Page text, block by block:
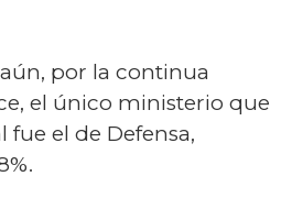
por la continua
el único ministerio que
fue el de Defensa,